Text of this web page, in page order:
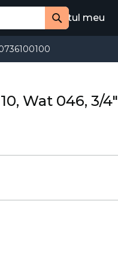
Cauta
Contul meu
Wat 046, 3/4"